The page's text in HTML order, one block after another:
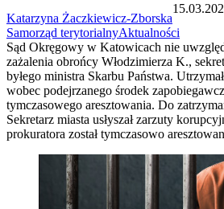
Katarzyna Żaczkiewicz-Zborska
Samorząd terytorialnyAktualności
Sąd Okręgowy w Katowicach nie
zażalenia obrońcy Włodzimierza K.,
byłego ministra Skarbu Państwa.
wobec podejrzanego środek
tymczasowego aresztowania. Do
Sekretarz miasta usłyszał zarzuty
prokuratora został tymczasowo